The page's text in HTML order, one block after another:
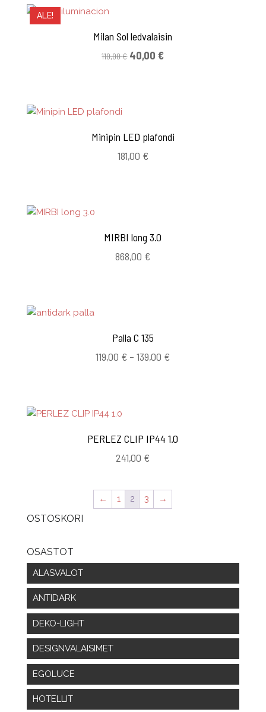
ALE!
Milan Sol ledvalaisin
110,00€ Alkuperäinen
40,00€Nykyinen
Minipin LED plafondi
181,00 €
MIRBI long 3.0
868,00 €
Palla C 135
119,00 € – 139,00 €Hintaluokka:
PERLEZ CLIP IP44 1.0
241,00 €
← 1 2 3 →
OSTOSKORI
OSASTOT
ALASVALOT
ANTIDARK
DEKO-LIGHT
DESIGNVALAISIMET
EGOLUCE
HOTELLIT